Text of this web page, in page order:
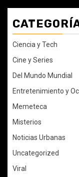
Ciencia y Tech
Cine y Series
Del Mundo Mundial
Entretenimiento y
Memeteca
Misterios
Noticias Urbanas
Uncategorized
Viral